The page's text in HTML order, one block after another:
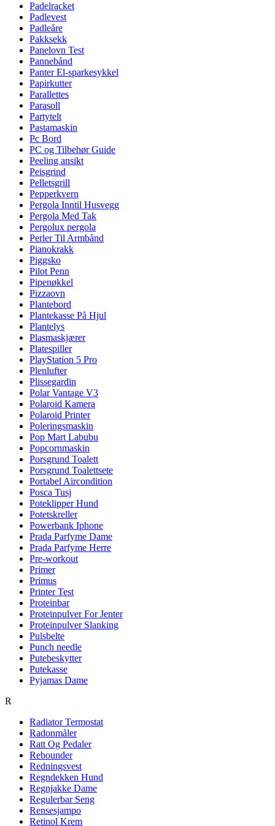
Padelracket
Padlevest
Padleåre
Pakksekk
Panelovn Test
Pannebånd
Panter El-sparkesykkel
Papirkutter
Parallettes
Parasoll
Partytelt
Pastamaskin
Pc Bord
PC og Tilbehør Guide
Peeling ansikt
Peisgrind
Pelletsgrill
Pepperkvern
Pergola Inntil Husvegg
Pergola Med Tak
Pergolux pergola
Perler Til Armbånd
Pianokrakk
Piggsko
Pilot Penn
Pipenøkkel
Pizzaovn
Plantebord
Plantekasse På Hjul
Plantelys
Plasmaskjærer
Platespiller
PlayStation 5 Pro
Plenlufter
Plissegardin
Polar Vantage V3
Polaroid Kamera
Polaroid Printer
Poleringsmaskin
Pop Mart Labubu
Popcornmaskin
Porsgrund Toalett
Porsgrund Toalettsete
Portabel Aircondition
Posca Tusj
Poteklipper Hund
Potetskreller
Powerbank Iphone
Prada Parfyme Dame
Prada Parfyme Herre
Pre-workout
Primer
Primus
Printer Test
Proteinbar
Proteinpulver For Jenter
Proteinpulver Slanking
Pulsbelte
Punch needle
Putebeskytter
Putekasse
Pyjamas Dame
R
Radiator Termostat
Radonmåler
Ratt Og Pedaler
Rebounder
Redningsvest
Regndekken Hund
Regnjakke Dame
Regulerbar Seng
Rensesjampo
Retinol Krem